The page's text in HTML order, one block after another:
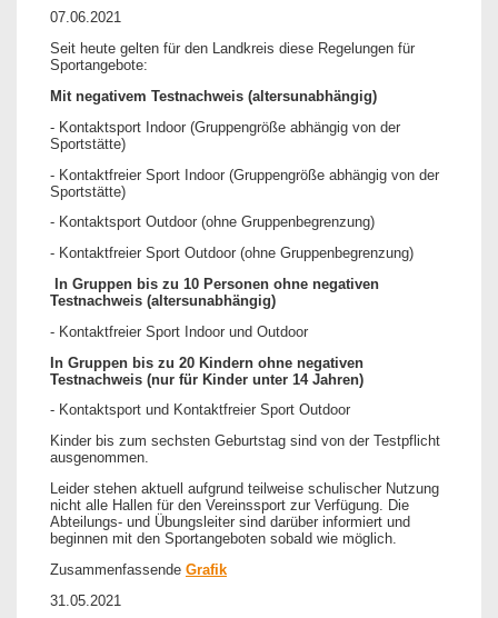
07.06.2021
Seit heute gelten für den Landkreis diese Regelungen für
Sportangebote:
Mit negativem Testnachweis (altersunabhängig)
- Kontaktsport Indoor (Gruppengröße abhängig von der
Sportstätte)
- Kontaktfreier Sport Indoor (Gruppengröße abhängig von der
Sportstätte)
- Kontaktsport Outdoor (ohne Gruppenbegrenzung)
- Kontaktfreier Sport Outdoor (ohne Gruppenbegrenzung)
In Gruppen bis zu 10 Personen ohne negativen
Testnachweis (altersunabhängig)
- Kontaktfreier Sport Indoor und Outdoor
In Gruppen bis zu 20 Kindern ohne negativen
Testnachweis (nur für Kinder unter 14 Jahren)
- Kontaktsport und Kontaktfreier Sport Outdoor
Kinder bis zum sechsten Geburtstag sind von der Testpflicht
ausgenommen.
Leider stehen aktuell aufgrund teilweise schulischer Nutzung
nicht alle Hallen für den Vereinssport zur Verfügung. Die
Abteilungs- und Übungsleiter sind darüber informiert und
beginnen mit den Sportangeboten sobald wie möglich.
Zusammenfassende Grafik
31.05.2021